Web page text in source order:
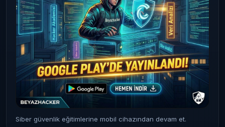
Siber güvenlik eğitimlerine mobil cihazından devam et.